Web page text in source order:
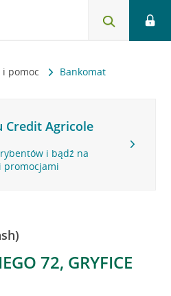
i pomoc Bankomat
Credit Agricole
i bądź na
promocjami
72, GRYFICE